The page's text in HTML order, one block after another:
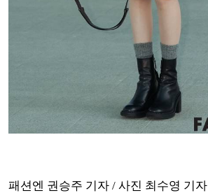
패션엔 권승주 기자 / 사진 최수영 기자